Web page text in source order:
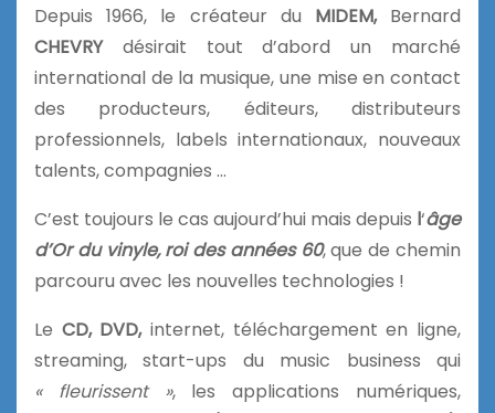
Depuis 1966, le créateur du MIDEM,Bernard
CHEVRYdésirait tout d’abord un marché
international de la musique, une mise en contact
des producteurs, éditeurs, distributeurs
professionnels, labels internationaux, nouveaux
talents, compagnies …
C’est toujours le cas aujourd’hui mais depuis l‘âge
d’Or du vinyle, roi des années 60, que de chemin
parcouru avec les nouvelles technologies !
Le CD, DVD,internet, téléchargement en ligne,
streaming, start-ups du music business qui
« fleurissent », les applications numériques,